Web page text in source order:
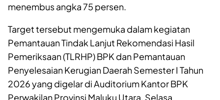
menembus angka 75 persen.
Target tersebut mengemuka dalam kegiatan
Pemantauan Tindak Lanjut Rekomendasi Hasil
Pemeriksaan (TLRHP) BPK dan Pemantauan
Penyelesaian Kerugian Daerah Semester I Tahun
2026 yang digelar di Auditorium Kantor BPK
Perwakilan Provinsi Maluku Utara, Selasa